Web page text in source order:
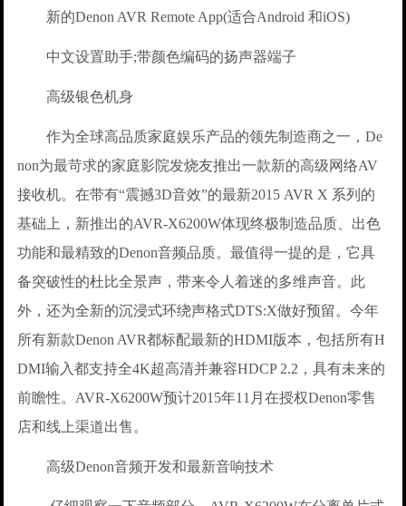
新的Denon AVR Remote App(适合Android 和iOS)
中文设置助手;带颜色编码的扬声器端子
高级银色机身
作为全球高品质家庭娱乐产品的领先制造商之一，De
non为最苛求的家庭影院发烧友推出一款新的高级网络AV
接收机。在带有“震撼3D音效”的最新2015 AVR X 系列的
基础上，新推出的AVR-X6200W体现终极制造品质、出色
功能和最精致的Denon音频品质。最值得一提的是，它具
备突破性的杜比全景声，带来令人着迷的多维声音。此
外，还为全新的沉浸式环绕声格式DTS:X做好预留。今年
所有新款Denon AVR都标配最新的HDMI版本，包括所有H
DMI输入都支持全4K超高清并兼容HDCP 2.2，具有未来的
前瞻性。AVR-X6200W预计2015年11月在授权Denon零售
店和线上渠道出售。
高级Denon音频开发和最新音响技术